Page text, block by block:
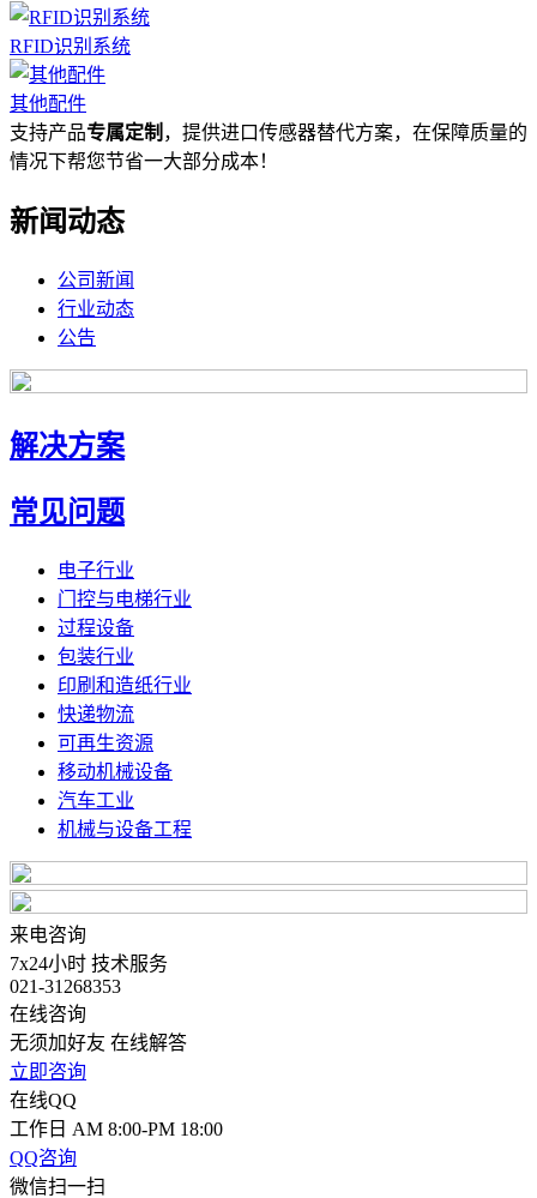
RFID识别系统
其他配件
支持产品专属定制 ，提供进口传感器替代方案，在保障质量的
情况下帮您节省一大部分成本！
新闻动态
公司新闻
行业动态
公告
解决方案
常见问题
电子行业
门控与电梯行业
过程设备
包装行业
印刷和造纸行业
快递物流
可再生资源
移动机械设备
汽车工业
机械与设备工程
来电咨询
7x24小时 技术服务
021-31268353
在线咨询
无须加好友 在线解答
立即咨询
在线QQ
工作日 AM 8:00-PM 18:00
QQ咨询
微信扫一扫